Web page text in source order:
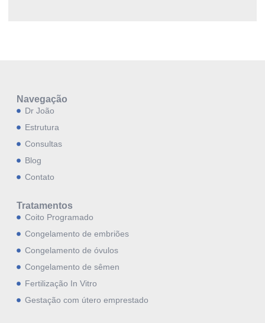
Navegação
Dr João
Estrutura
Consultas
Blog
Contato
Tratamentos
Coito Programado
Congelamento de embriões
Congelamento de óvulos
Congelamento de sêmen
Fertilização In Vitro
Gestação com útero emprestado